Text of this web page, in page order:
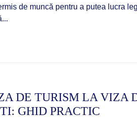
de muncă pentru a putea lucra
DE TURISM LA VIZA
GHID PRACTIC